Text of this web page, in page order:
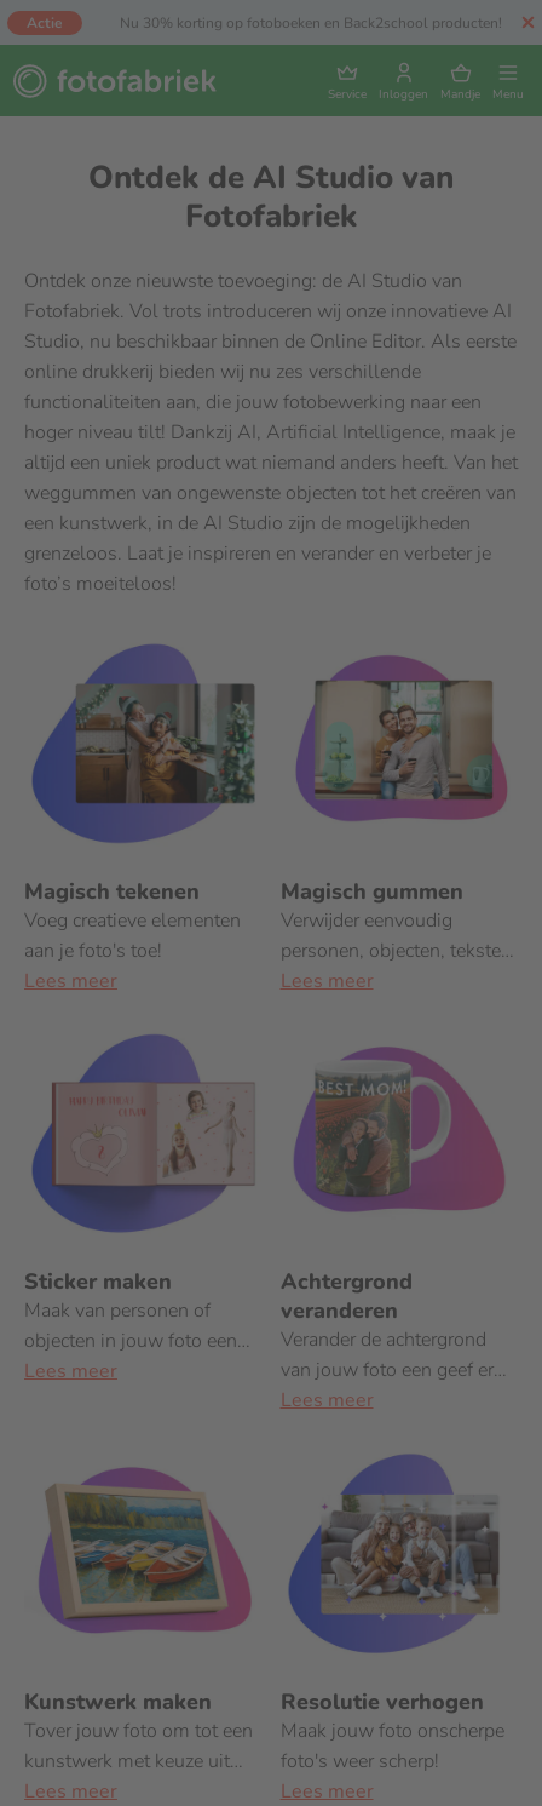
Actie Nu 30% korting op fotoboeken en Back2school producten!
Service Inloggen Mandje Menu
Ontdek de AI Studio van
Fotofabriek
Ontdek onze nieuwste toevoeging: de AI Studio van
Fotofabriek. Vol trots introduceren wij onze innovatieve AI
Studio, nu beschikbaar binnen de Online Editor. Als eerste
online drukkerij bieden wij nu zes verschillende
functionaliteiten aan, die jouw fotobewerking naar een
hoger niveau tilt! Dankzij AI, Artificial Intelligence, maak je
altijd een uniek product wat niemand anders heeft. Van het
weggummen van ongewenste objecten tot het creëren van
een kunstwerk, in de AI Studio zijn de mogelijkheden
grenzeloos. Laat je inspireren en verander en verbeter je
foto’s moeiteloos!
Magisch tekenen
Voeg creatieve elementen
aan je foto's toe!
Lees meer
Magisch gummen
Verwijder eenvoudig
personen, objecten, teksten
en logo's uit je foto's!
Lees meer
Sticker maken
Maak van personen of
objecten in jouw foto een
vrijstaand beeld!
Lees meer
Achtergrond
veranderen
Verander de achtergrond
van jouw foto een geef er
een leuke twist aan!
Lees meer
Kunstwerk maken
Tover jouw foto om tot een
kunstwerk met keuze uit
acht schilderstijlen!
Lees meer
Resolutie verhogen
Maak jouw foto onscherpe
foto's weer scherp!
Lees meer